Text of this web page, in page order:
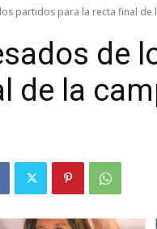
partidos para la recta final de
de
de la